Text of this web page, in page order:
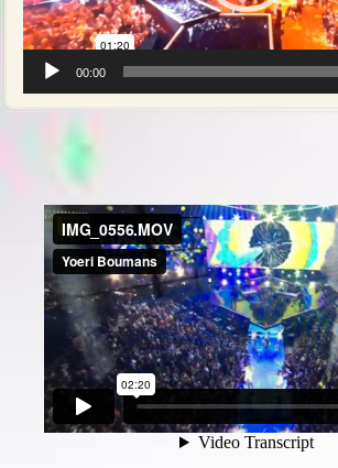
00:00